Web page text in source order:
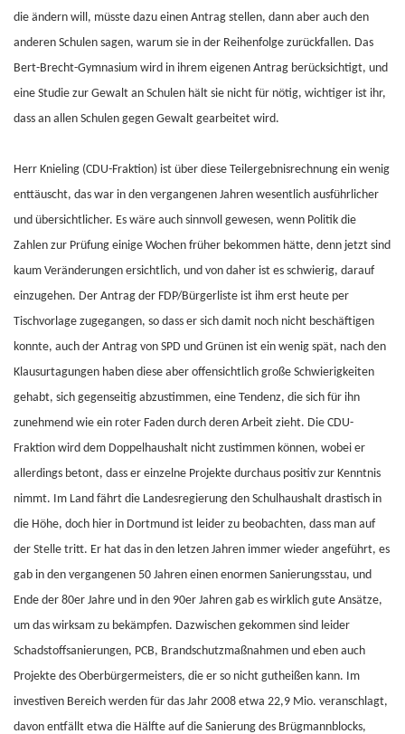
die ändern will, müsste dazu einen Antrag stellen, dann aber auch den
anderen Schulen sagen, warum sie in der Reihenfolge zurückfallen. Das
Bert-Brecht-Gymnasium wird in ihrem eigenen Antrag berücksichtigt, und
eine Studie zur Gewalt an Schulen hält sie nicht für nötig, wichtiger ist ihr,
dass an allen Schulen gegen Gewalt gearbeitet wird.
Herr Knieling (CDU-Fraktion) ist über diese Teilergebnisrechnung ein wenig
enttäuscht, das war in den vergangenen Jahren wesentlich ausführlicher
und übersichtlicher. Es wäre auch sinnvoll gewesen, wenn Politik die
Zahlen zur Prüfung einige Wochen früher bekommen hätte, denn jetzt sind
kaum Veränderungen ersichtlich, und von daher ist es schwierig, darauf
einzugehen. Der Antrag der FDP/Bürgerliste ist ihm erst heute per
Tischvorlage zugegangen, so dass er sich damit noch nicht beschäftigen
konnte, auch der Antrag von SPD und Grünen ist ein wenig spät, nach den
Klausurtagungen haben diese aber offensichtlich große Schwierigkeiten
gehabt, sich gegenseitig abzustimmen, eine Tendenz, die sich für ihn
zunehmend wie ein roter Faden durch deren Arbeit zieht. Die CDU-
Fraktion wird dem Doppelhaushalt nicht zustimmen können, wobei er
allerdings betont, dass er einzelne Projekte durchaus positiv zur Kenntnis
nimmt. Im Land fährt die Landesregierung den Schulhaushalt drastisch in
die Höhe, doch hier in Dortmund ist leider zu beobachten, dass man auf
der Stelle tritt. Er hat das in den letzen Jahren immer wieder angeführt, es
gab in den vergangenen 50 Jahren einen enormen Sanierungsstau, und
Ende der 80er Jahre und in den 90er Jahren gab es wirklich gute Ansätze,
um das wirksam zu bekämpfen. Dazwischen gekommen sind leider
Schadstoffsanierungen, PCB, Brandschutzmaßnahmen und eben auch
Projekte des Oberbürgermeisters, die er so nicht gutheißen kann. Im
investiven Bereich werden für das Jahr 2008 etwa 22,9 Mio. veranschlagt,
davon entfällt etwa die Hälfte auf die Sanierung des Brügmannblocks,